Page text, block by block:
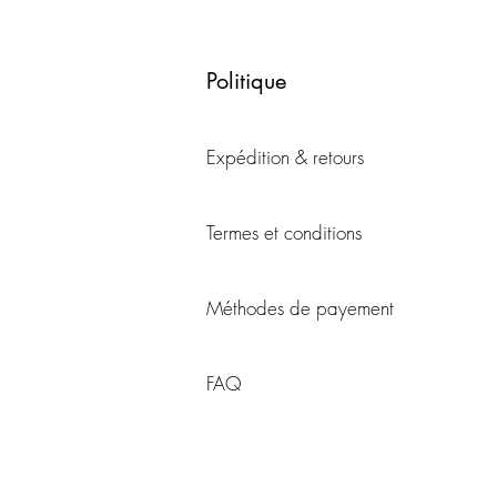
Politique
Expédition & retours
Termes et conditions
Méthodes de payement
FAQ